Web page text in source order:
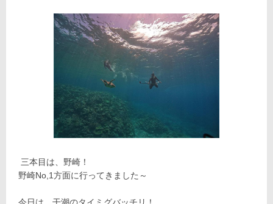
三本目は、野崎！
野崎No,1方面に行ってきました～
今日は、干潮のタイミグバッチリ！